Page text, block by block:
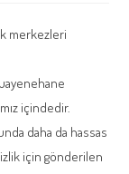
merkezleri
içindedir.
daha da hassas
için gönderilen